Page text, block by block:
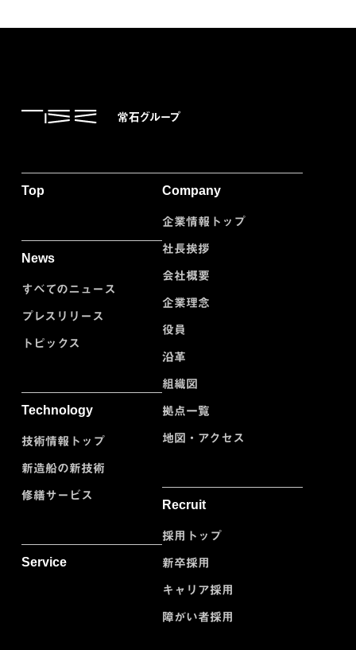
Top
News
すべてのニュース
プレスリリース
トピックス
Technology
技術情報トップ
新造船の新技術
修繕サービス
Service
Company
企業情報トップ
社長挨拶
会社概要
企業理念
役員
沿革
組織図
拠点一覧
地図・アクセス
Recruit
採用トップ
新卒採用
キャリア採用
障がい者採用